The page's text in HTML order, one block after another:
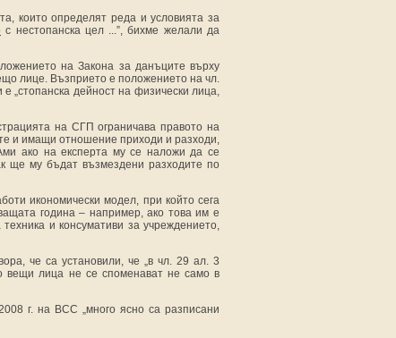
които определят реда и условията за
с нестопанска цел ...”, бихме желали да
на Закона за данъците върху
лице. Възприето е положението на чл.
„стопанска дейност на физически лица,
на СГП ограничава правото на
и имащи отношение приходи и разходи,
ако на експерта му се наложи да се
ще му бъдат възмездени разходите по
икономически модел, при който сега
година– например, ако това им е
и консумативи за учреждението,
че са установили, че „в чл. 29 ал. 3
вещи лица не се споменават не само в
г. на ВСС „много ясно са разписани